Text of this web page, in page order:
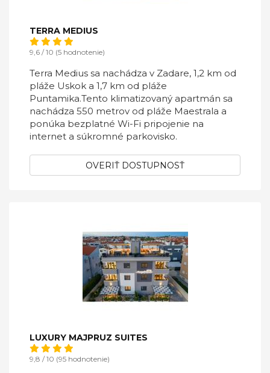
TERRA MEDIUS
9,6 / 10 (5 hodnotenie)
Terra Medius sa nachádza v Zadare, 1,2 km od
pláže Uskok a 1,7 km od pláže
Puntamika.Tento klimatizovaný apartmán sa
nachádza 550 metrov od pláže Maestrala a
ponúka bezplatné Wi-Fi pripojenie na
internet a súkromné ​​parkovisko.
OVERIŤ DOSTUPNOSŤ
LUXURY MAJPRUZ SUITES
9,8 / 10 (95 hodnotenie)